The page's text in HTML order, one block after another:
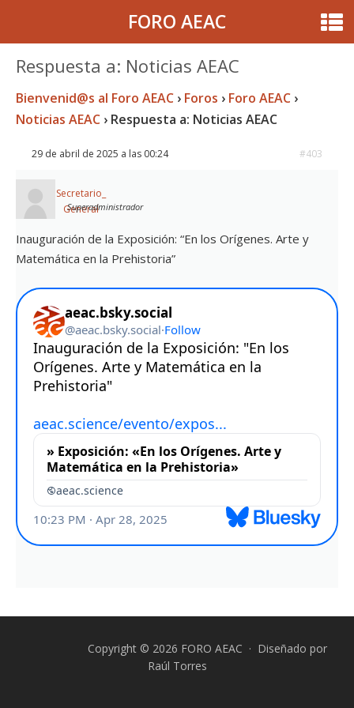
FORO AEAC
Respuesta a: Noticias AEAC
Bienvenid@s al Foro AEAC › Foros › Foro AEAC ›
Noticias AEAC › Respuesta a: Noticias AEAC
29 de abril de 2025 a las 00:24 #403
Secretario_
General
Superadministrador
Inauguración de la Exposición: “En los Orígenes. Arte y
Matemática en la Prehistoria”
Copyright © 2026 FORO AEAC · Diseñado por
Raúl Torres